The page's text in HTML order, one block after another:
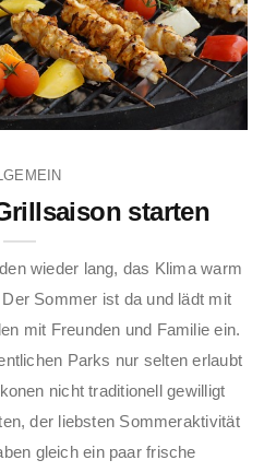
starten
wieder lang, das Klima warm
Sommer ist da und lädt mit
mit Freunden und Familie ein.
Parks nur selten erlaubt
nicht traditionell gewilligt
der liebsten Sommeraktivität
gleich ein paar frische